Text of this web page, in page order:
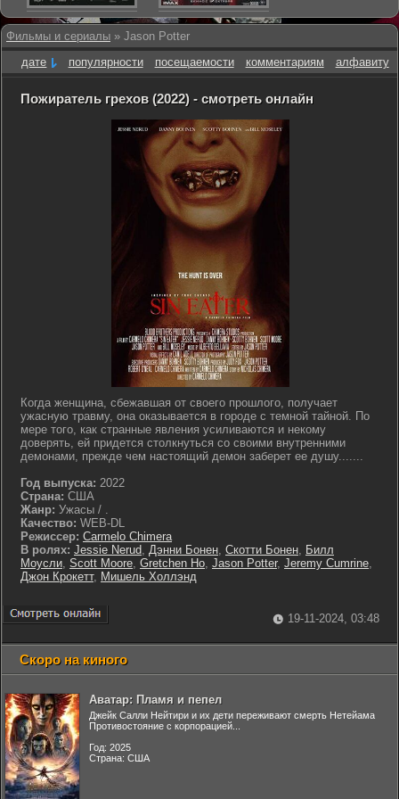
Фильмы и сериалы » Jason Potter
дате
популярности посещаемости комментариям алфавиту
Пожиратель грехов (2022) - смотреть онлайн
Когда женщина, сбежавшая от своего прошлого, получает
ужасную травму, она оказывается в городе с темной тайной. По
мере того, как странные явления усиливаются и некому
доверять, ей придется столкнуться со своими внутренними
демонами, прежде чем настоящий демон заберет ее душу.......
Год выпуска: 2022
Страна: США
Жанр: Ужасы / .
Качество: WEB-DL
Режиссер: Carmelo Chimera
В ролях: Jessie Nerud, Дэнни Бонен, Скотти Бонен, Билл
Моусли, Scott Moore, Gretchen Ho, Jason Potter, Jeremy Cumrine,
Джон Крокетт, Мишель Холлэнд
19-11-2024, 03:48
Скоро на киного
Аватар: Пламя и пепел
Джейк Салли Нейтири и их дети переживают смерть Нетейама
Противостояние с корпорацией...
Год: 2025
Страна: США